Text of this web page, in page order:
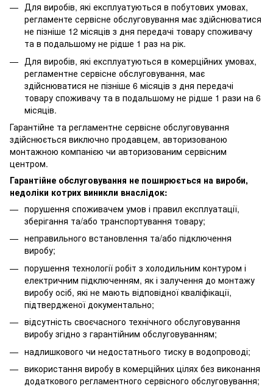
Для виробів, які експлуатуються в побутових умовах,
регламенте сервісне обслуговування має здійснюватися
не пізніше 12 місяців з дня передачі товару споживачу
та в подальшому не рідше 1 раз на рік.
Для виробів, які експлуатуються в комерційних умовах,
регламентне сервісне обслуговування, має
здійснюватися не пізніше 6 місяців з дня передачі
товару споживачу та в подальшому не рідше 1 рази на 6
місяців.
Гарантійне та регламентне сервісне обслуговування
здійснюється виключно продавцем, авторизованою
монтажною компанією чи авторизованим сервісним
центром.
Гарантійне обслуговування не поширюється на вироби,
недоліки котрих виникли внаслідок:
порушення споживачем умов і правил експлуатації,
зберігання та/або транспортування товару;
неправильного встановлення та/або підключення
виробу;
порушення технології робіт з холодильним контуром і
електричним підключенням, як і залучення до монтажу
виробу осіб, які не мають відповідної кваліфікації,
підтвердженої документально;
відсутність своєчасного технічного обслуговування
виробу згідно з гарантійним обслуговуванням;
надлишкового чи недостатнього тиску в водопроводі;
використання виробу в комерційних цілях без виконання
додаткового регламентного сервісного обслуговування;